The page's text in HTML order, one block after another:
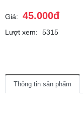
Giá: 45.000đ
Lượt xem: 5315
Thông tin sản phẩm